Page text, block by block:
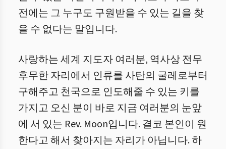
전에는 그 누구도 구원받을 수 있는 길을 찾
을 수 없다는 말입니다.
사랑하는 세계 지도자 여러분, 역사상 전무
후무한 자리에서 인류를 사탄의 굴레로부터
구해주고 천국으로 인도해줄 수 있는 키를
가지고 오신 분이 바로 지금 여러분의 눈앞
에 서 있는 Rev. Moon입니다. 결코 본인이 원
한다고 해서 찾아지는 자리가 아닙니다. 하